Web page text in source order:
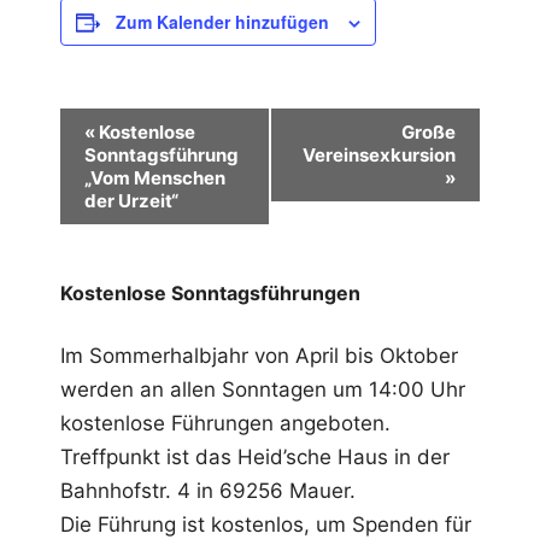
Zum Kalender hinzufügen
n
t
a
l
t
u
« Kostenlose
Sonntagsführung
„Vom Menschen
der Urzeit“
Große
Vereinsexkursion
»
Kostenlose Sonntagsführungen
Im Sommerhalbjahr von April bis Oktober
werden an allen Sonntagen um 14:00 Uhr
kostenlose Führungen angeboten.
Treffpunkt ist das Heid’sche Haus in der
Bahnhofstr. 4 in 69256 Mauer.
Die Führung ist kostenlos, um Spenden für